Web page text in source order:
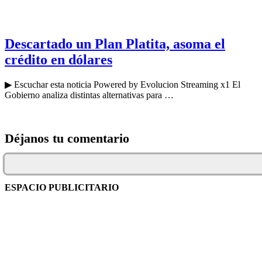
Descartado un Plan Platita, asoma el
crédito en dólares
▶ Escuchar esta noticia Powered by Evolucion Streaming x1 El
Gobierno analiza distintas alternativas para …
Déjanos tu comentario
ESPACIO PUBLICITARIO